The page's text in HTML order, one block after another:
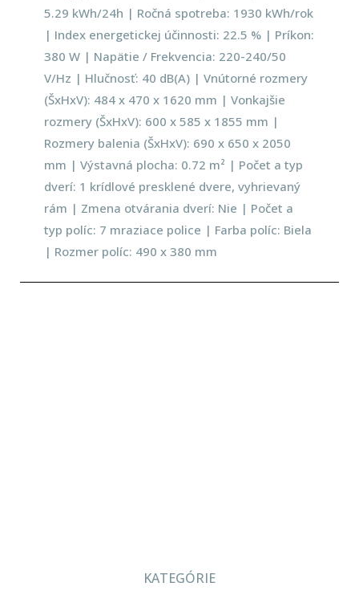
5.29 kWh/24h | Ročná spotreba: 1930 kWh/rok
| Index energetickej účinnosti: 22.5 % | Príkon:
380 W | Napätie / Frekvencia: 220-240/50
V/Hz | Hlučnosť: 40 dB(A) | Vnútorné rozmery
(ŠxHxV): 484 x 470 x 1620 mm | Vonkajšie
rozmery (ŠxHxV): 600 x 585 x 1855 mm |
Rozmery balenia (ŠxHxV): 690 x 650 x 2050
mm | Výstavná plocha: 0.72 m² | Počet a typ
dverí: 1 krídlové presklené dvere, vyhrievaný
rám | Zmena otvárania dverí: Nie | Počet a
typ políc: 7 mraziace police | Farba políc: Biela
| Rozmer políc: 490 x 380 mm
KATEGÓRIE